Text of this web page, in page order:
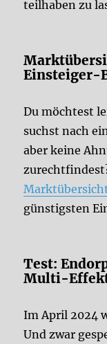
teilhaben zu
Einsteiger-
Du möchtest
suchst nach
aber keine
günstigsten
Test:
Multi-
Im April 2024
Und zwar